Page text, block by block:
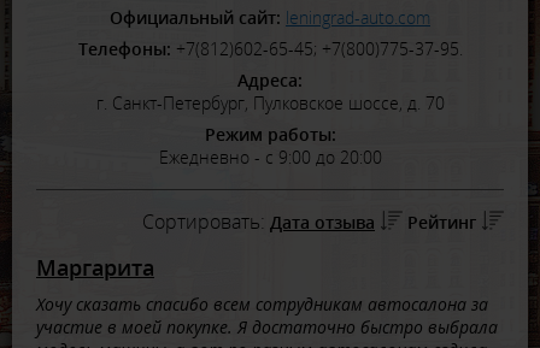
Официальный сайт: leningrad-auto.com
Телефоны: +7(812)602-65-45; +7(800)775-37-95.
Адреса:
г. Санкт-Петербург, Пулковское шоссе, д. 70
Режим работы:
Ежедневно - с 9:00 до 20:00
Сортировать: Дата отзыва Рейтинг
Маргарита
Хочу сказать спасибо всем сотрудникам автосалона за
участие в моей покупке. Я достаточно быстро выбрала